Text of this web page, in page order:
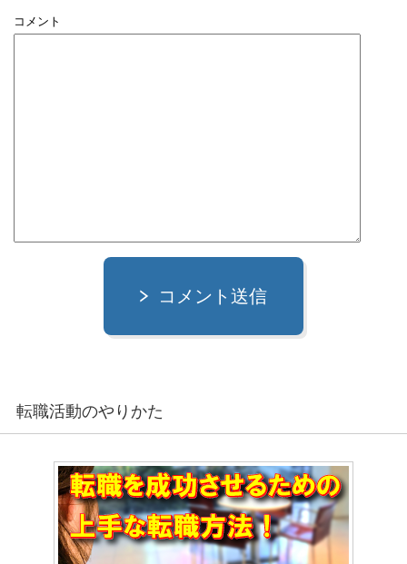
コメント
コメント送信
転職活動のやりかた